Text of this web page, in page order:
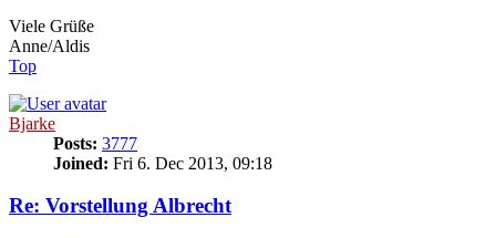
Viele Grüße
Anne/Aldis
Top
Bjarke
Posts: 3777
Joined: Fri 6. Dec 2013, 09:18
Re: Vorstellung Albrecht